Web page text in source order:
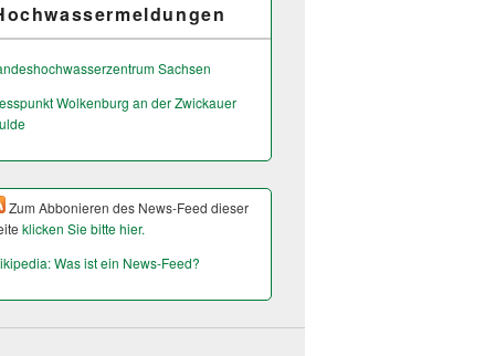
Sachsen
Wolkenburg an der Zwickauer
Zum Abbonieren des News-Feed dieser
klicken Sie bitte hier.
Was ist ein News-Feed?